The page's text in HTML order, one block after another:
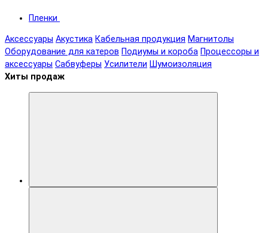
Пленки
Аксессуары Акустика Кабельная продукция Магнитолы
Оборудование для катеров Подиумы и короба Процессоры и
аксессуары Сабвуферы Усилители Шумоизоляция
Хиты продаж